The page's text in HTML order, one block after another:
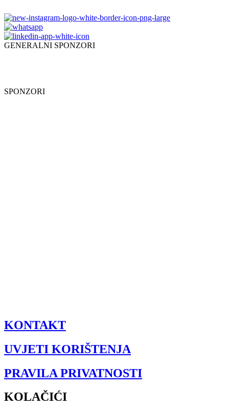
GENERALNI SPONZORI
SPONZORI
KONTAKT
UVJETI KORIŠTENJA
PRAVILA PRIVATNOSTI
KOLAČIĆI